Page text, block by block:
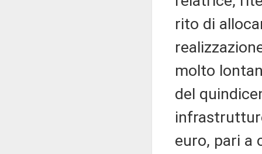
rito di
molto
del
euro, pari a